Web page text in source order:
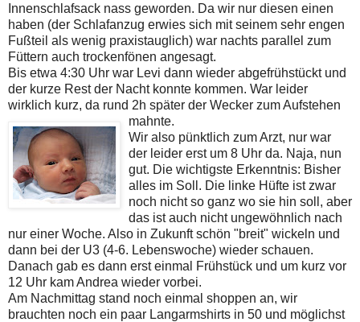
Innenschlafsack nass geworden. Da wir nur diesen einen
haben (der Schlafanzug erwies sich mit seinem sehr engen
Fußteil als wenig praxistauglich) war nachts parallel zum
Füttern auch trockenfönen angesagt.
Bis etwa 4:30 Uhr war Levi dann wieder abgefrühstückt und
der kurze Rest der Nacht konnte kommen. War leider
wirklich kurz, da rund 2h später der Wecker zum Aufstehen
mahnte.
Wir also pünktlich zum Arzt, nur war
der leider erst um 8 Uhr da. Naja, nun
gut. Die wichtigste Erkenntnis: Bisher
alles im Soll. Die linke Hüfte ist zwar
noch nicht so ganz wo sie hin soll, aber
das ist auch nicht ungewöhnlich nach
nur einer Woche. Also in Zukunft schön "breit" wickeln und
dann bei der U3 (4-6. Lebenswoche) wieder schauen.
Danach gab es dann erst einmal Frühstück und um kurz vor
12 Uhr kam Andrea wieder vorbei.
Am Nachmittag stand noch einmal shoppen an, wir
brauchten noch ein paar Langarmshirts in 50 und möglichst